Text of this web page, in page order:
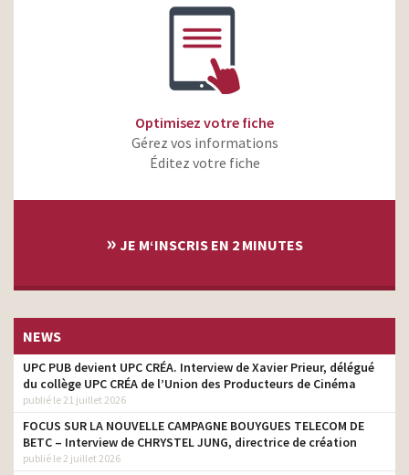
Optimisez votre fiche
Gérez vos informations
Éditez votre fiche
» JE M‘INSCRIS EN 2 MINUTES
NEWS
UPC PUB devient UPC CRÉA. Interview de Xavier Prieur, délégué
du collège UPC CRÉA de l’Union des Producteurs de Cinéma
publié le 21 juillet 2026
FOCUS SUR LA NOUVELLE CAMPAGNE BOUYGUES TELECOM DE
BETC – Interview de CHRYSTEL JUNG, directrice de création
publié le 2 juillet 2026